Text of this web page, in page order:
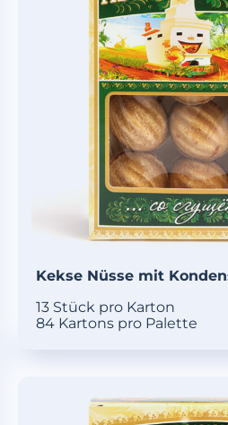
Kekse Nüsse mit
13 Stück pro Karton
84 Kartons pro Palette